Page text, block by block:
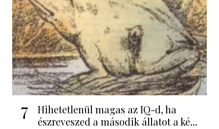
7
Hihetetlenül magas az IQ-d, ha
észreveszed a második állatot a ké...